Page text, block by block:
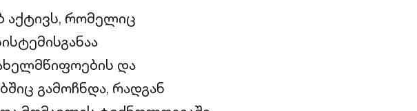
აქტივს, რომელიც
და
გამოჩნდა, რადგან